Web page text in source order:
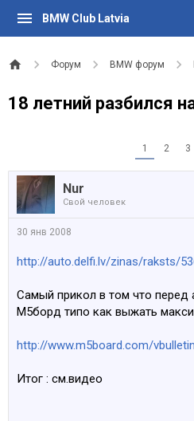
BMW Club Latvia
Форум BMW форум
18 летний разбился
1 2 3
Nur
Свой человек
30 янв 2008
http://auto.delfi.lv/zinas/raksts/
Самый прикол в том что перед
М5борд типо как выжать
http://www.m5board.com/
Итог : см.видео